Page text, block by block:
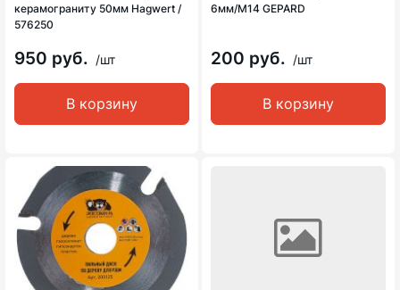
керамограниту 50мм Hagwert /
576250
950 руб. /шт
В корзину
6мм/М14 GEPARD
200 руб. /шт
В корзину